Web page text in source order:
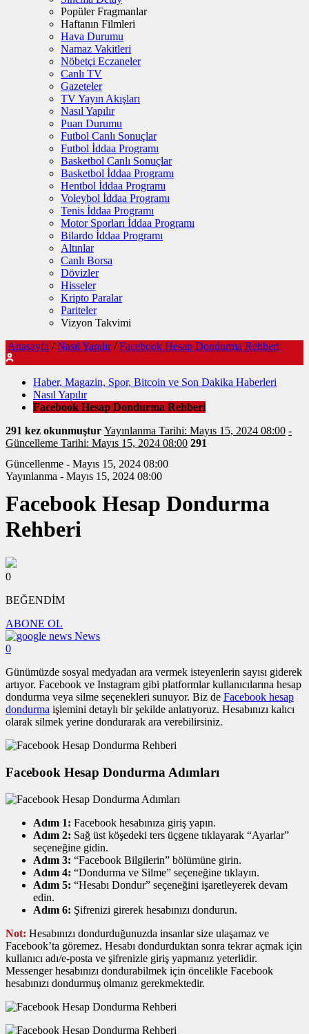
Popüler Fragmanlar
Haftanın Filmleri
Hava Durumu
Namaz Vakitleri
Nöbetçi Eczaneler
Canlı TV
Gazeteler
TV Yayın Akışları
Nasıl Yapılır
Puan Durumu
Futbol Canlı Sonuçlar
Futbol İddaa Programı
Basketbol Canlı Sonuçlar
Basketbol İddaa Programı
Hentbol İddaa Programı
Voleybol İddaa Programı
Tenis İddaa Programı
Motor Sporları İddaa Programı
Bilardo İddaa Programı
Altınlar
Canlı Borsa
Dövizler
Hisseler
Kripto Paralar
Pariteler
Vizyon Takvimi
Anasayfa / Nasıl Yapılır / Facebook Hesap Dondurma Rehberi
Haber, Magazin, Spor, Bitcoin ve Son Dakika Haberleri
Nasıl Yapılır
Facebook Hesap Dondurma Rehberi
291 kez okunmuştur Yayınlanma Tarihi: Mayıs 15, 2024 08:00 -
Güncelleme Tarihi: Mayıs 15, 2024 08:00 291
Güncellenme - Mayıs 15, 2024 08:00
Yayınlanma - Mayıs 15, 2024 08:00
Facebook Hesap Dondurma
Rehberi
0
BEĞENDİM
ABONE OL
News
0
Günümüzde sosyal medyadan ara vermek isteyenlerin sayısı giderek
artıyor. Facebook ve Instagram gibi platformlar kullanıcılarına hesap
dondurma veya silme seçenekleri sunuyor. Biz de Facebook hesap
dondurma işlemini detaylı bir şekilde anlatıyoruz. Hesabınızı kalıcı
olarak silmek yerine dondurarak ara verebilirsiniz.
Facebook Hesap Dondurma Adımları
Adım 1: Facebook hesabınıza giriş yapın.
Adım 2: Sağ üst köşedeki ters üçgene tıklayarak “Ayarlar”
seçeneğine gidin.
Adım 3: “Facebook Bilgilerin” bölümüne girin.
Adım 4: “Dondurma ve Silme” seçeneğine tıklayın.
Adım 5: “Hesabı Dondur” seçeneğini işaretleyerek devam
edin.
Adım 6: Şifrenizi girerek hesabınızı dondurun.
Not: Hesabınızı dondurduğunuzda insanlar size ulaşamaz ve
Facebook’ta göremez. Hesabı dondurduktan sonra tekrar açmak için
kullanıcı adı/e-posta ve şifrenizle giriş yapmanız yeterlidir.
Messenger hesabınızı dondurabilmek için öncelikle Facebook
hesabınızı dondurmuş olmanız gerekmektedir.